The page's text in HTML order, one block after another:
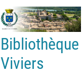
Viviers